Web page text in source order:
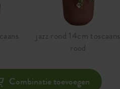
jazz rond 14cm toscaans
rood
Combinatie toevoegen